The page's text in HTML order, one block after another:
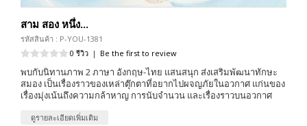
สาม สอง หนึ่ง...
รหัสสินค้า : P-YOU-1381
0 รีวิว | Be the first to review
พบกับนิทานภาพ 2 ภาษา อังกฤษ-ไทย แสนสนุก ส่งเสริมพัฒนาทักษะ
สมอง เป็นเรื่องราวของเหล่าตุ๊กตาที่อยากไปผจญภัยในอวกาศ แก่นของ
เรื่องมุ่งเน้นถึงความกล้าหาญ การนับจำนวน และเรื่องราวบนอวกาศ
ดูรายละเอียดเพิ่มเติม